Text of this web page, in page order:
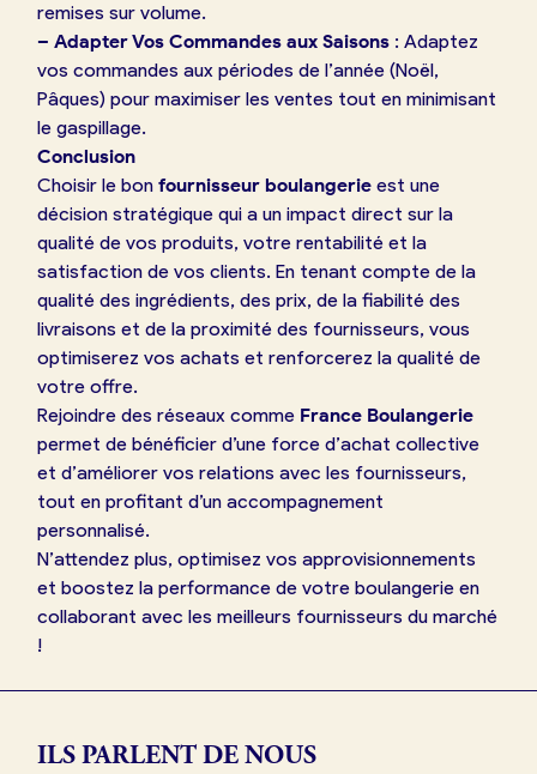
remises sur volume.
– Adapter Vos Commandes aux Saisons : Adaptez
vos commandes aux périodes de l’année (Noël,
Pâques) pour maximiser les ventes tout en minimisant
le gaspillage.
Conclusion
Choisir le bonfournisseur boulangerie est une
décision stratégique qui a un impact direct sur la
qualité de vos produits, votre rentabilité et la
satisfaction de vos clients. En tenant compte de la
qualité des ingrédients, des prix, de la fiabilité des
livraisons et de la proximité des fournisseurs, vous
optimiserez vos achats et renforcerez la qualité de
votre offre.
Rejoindre des réseaux comme France Boulangerie
permet de bénéficier d’une force d’achat collective
et d’améliorer vos relations avec les fournisseurs,
tout en profitant d’un accompagnement
personnalisé.
N’attendez plus, optimisez vos approvisionnements
et boostez la performance de votre boulangerie en
collaborant avec les meilleurs fournisseurs du marché
!
ILS PARLENT DE NOUS